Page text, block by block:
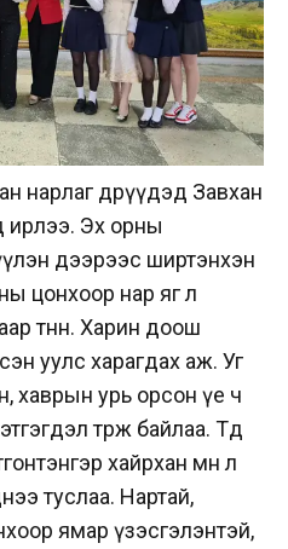
нарлаг өдрүүдэд Завхан
ирлээ. Эх орны
дээрээс ширтэнхэн
цонхоор нар яг л
төөнөнө. Харин доош
уулс харагдах аж. Уг
хаврын урь орсон үе ч
төрж байлаа. Төд
хайрхан мөн л
туслаа. Нартай,
ямар үзэсгэлэнтэй,